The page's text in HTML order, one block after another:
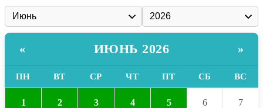
« ИЮНЬ 2026 »
ПН ВТ СР ЧТ ПТ СБ ВС
1 2 3 4 5 6 7